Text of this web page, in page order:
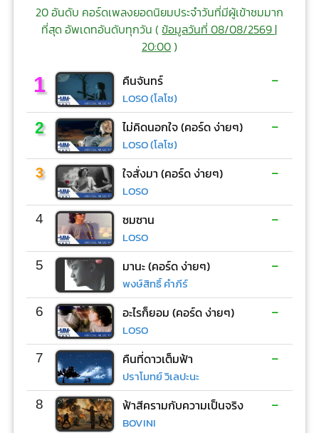
20 อันดับ คอร์ดเพลงยอดนิยมประจำวันที่มีผู้เข้าชมมาก
ที่สุด อัพเดทอันดับทุกวัน (ข้อมูลวันที่ 08/08/2569 |
20:00)
1 คืนจันทร์
LOSO (โลโซ)
-
2 ไม่คิดนอกใจ (คอร์ด ง่ายๆ)
LOSO (โลโซ)
-
3 ใจสั่งมา (คอร์ด ง่ายๆ)
LOSO
-
4 ซมซาน
LOSO
-
5 มานะ (คอร์ด ง่ายๆ)
พงษ์สิทธิ์ คำภีร์
-
6 อะไรก็ยอม (คอร์ด ง่ายๆ)
LOSO
-
7 คืนที่ดาวเต็มฟ้า
ปราโมทย์ วิเลปะนะ
-
8 ฟ้าสีครามกับความเป็นจริง
BOVINI
-